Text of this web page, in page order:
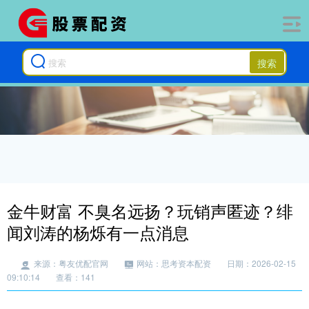
搜索
金牛财富 不臭名远扬？玩销声匿迹？绯
闻刘涛的杨烁有一点消息
来源：粤友优配官网 网站：思考资本配资
日期：2026-02-15
09:10:14
查看：141